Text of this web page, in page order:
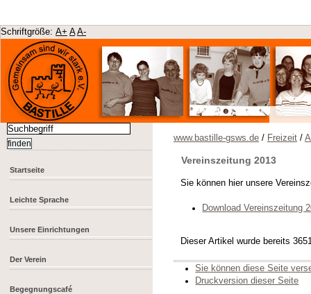
Schriftgröße: A+ A A-
Startseite
Leichte Sprache
Unsere Einrichtungen
Der Verein
Begegnungscafé
www.bastille-gsws.de / Freizeit /
Vereinszeitung 2013
Sie können hier unsere
Download Vereinszeitung
Dieser Artikel wurde bereits
Sie können diese Seite
Druckversion dieser Seite